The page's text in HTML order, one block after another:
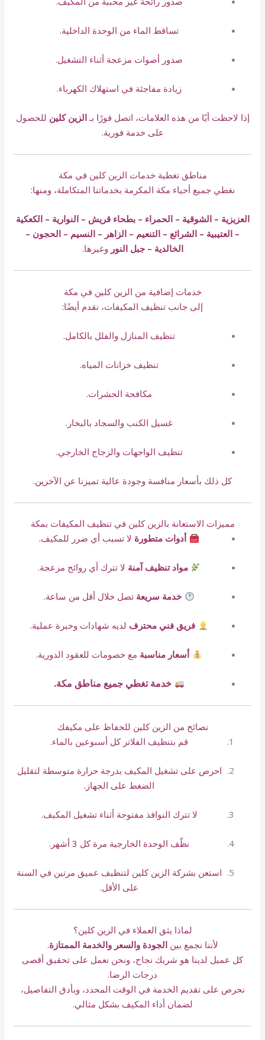
تساقط الماء من الوحدة الداخلية.
صدور أصوات مزعجة أثناء التشغيل.
زيادة مفاجئة في استهلاك الكهرباء.
إذا لاحظت أيًا من هذه العلامات، اتصل فورًا بـالزين كلين للحصول
على خدمة فورية.
مناطق تغطية خدمات الزين كلين في مكة
نغطي جميع أحياء مكة المكرمة بخدماتنا المتكاملة، ومنها:
العزيزية – الشوقية – الحمراء – بطحاء قريش – النوارية – الكعكية
– العتيبية – الشرائع – التنعيم – الزاهر – النسيم – الحجون –
الخالدية – جبل النور وغيرها.
خدمات إضافية من الزين كلين في مكة
إلى جانب تنظيف المكيفات، نقدم أيضًا:
تنظيف المنازل والفلل بالكامل.
تنظيف خزانات المياه.
مكافحة الحشرات.
غسيل الكنب والسجاد بالبخار.
تنظيف الواجهات والزجاج الخارجي.
كل ذلك بأسعار منافسة وجودة عالية تميزنا عن الآخرين.
مميزات الاستعانة بالزين كلين في تنظيف المكيفات بمكة
أدوات متطورة لا تسبب أي ضرر للمكيف.
مواد تنظيف آمنة لا تترك أي روائح مزعجة.
خدمة سريعة تصل خلال أقل من ساعة.
فريق فني محترف لديه شهادات وخبرة عملية.
أسعار مناسبة مع خصومات للعقود الدورية.
خدمة تغطي جميع مناطق مكة.
نصائح من الزين كلين للحفاظ على مكيفك
قم بتنظيف الفلاتر كل أسبوعين بالماء.
احرص على تشغيل المكيف بدرجة حرارة متوسطة لتقليل
الضغط على الجهاز.
لا تترك النوافذ مفتوحة أثناء تشغيل المكيف.
نظّف الوحدة الخارجية مرة كل 3 أشهر.
استعن بشركة الزين كلين لتنظيف عميق مرتين في السنة
على الأقل.
لماذا يثق العملاء في الزين كلين؟
لأننا نجمع بينالجودة والسعر والخدمة الممتازة.
كل عميل لدينا هو شريك نجاح، ونحن نعمل على تحقيق أقصى
درجات الرضا.
نحرص على تقديم الخدمة في الوقت المحدد، وبأدق التفاصيل،
لضمان أداء المكيف بشكل مثالي.